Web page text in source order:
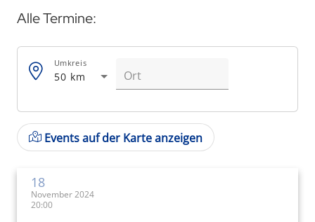
Alle Termine:
50 km
Umkreis
Events auf der Karte anzeigen
18
November 2024
20:00